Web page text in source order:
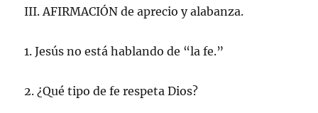
III. AFIRMACIÓN de aprecio y alabanza.
1. Jesús no está hablando de “la fe.”
2. ¿Qué tipo de fe respeta Dios?